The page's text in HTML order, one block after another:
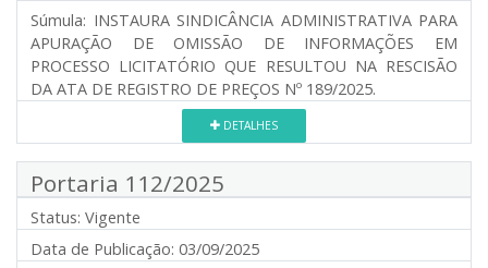
Súmula: INSTAURA SINDICÂNCIA ADMINISTRATIVA PARA
APURAÇÃO DE OMISSÃO DE INFORMAÇÕES EM
PROCESSO LICITATÓRIO QUE RESULTOU NA RESCISÃO
DA ATA DE REGISTRO DE PREÇOS Nº 189/2025.
DETALHES
Portaria 112/2025
Status: Vigente
Data de Publicação: 03/09/2025